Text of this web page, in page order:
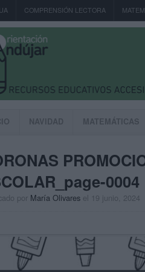
COMPRENSIÓN LECTORA
NAVIDAD MATEMÁTICAS
0004
por María Olivares el 19 junio, 2024